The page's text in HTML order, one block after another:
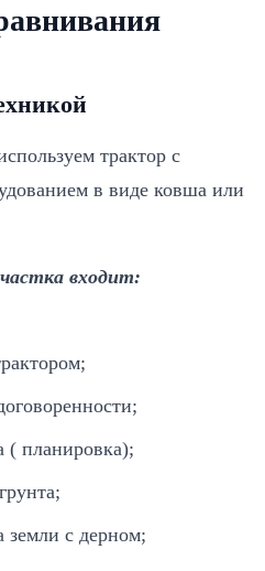
трактор с
в виде ковша или
входит:
( планировка);
земли с дерном;